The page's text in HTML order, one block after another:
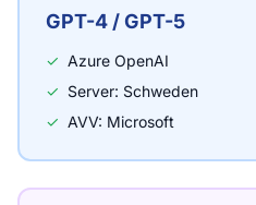
GPT-4 / GPT-5
✓ Azure OpenAI
✓ Server: Schweden
✓ AVV: Microsoft